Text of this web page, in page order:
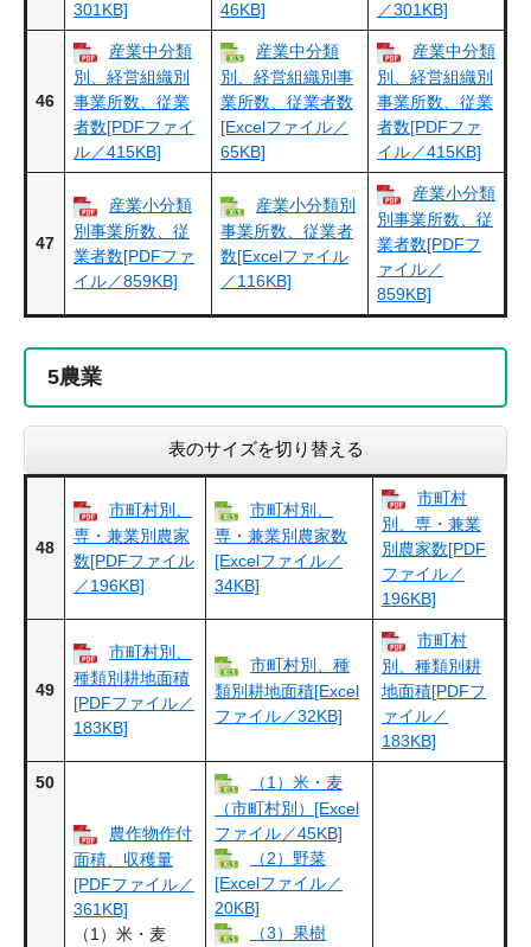
301KB] 46KB] ／301KB]
46
産業中分類
別、経営組織別
事業所数、従業
者数[PDFファイ
ル／415KB]
産業中分類
別、経営組織別事
業所数、従業者数
[Excelファイル／
65KB]
産業中分類
別、経営組織別
事業所数、従業
者数[PDFファ
イル／415KB]
47
産業小分類
別事業所数、従
業者数[PDFファ
イル／859KB]
産業小分類別
事業所数、従業者
数[Excelファイル
／116KB]
産業小分類
別事業所数、従
業者数[PDFフ
ァイル／
859KB]
5農業
表のサイズを切り替える
48
市町村別、
専・兼業別農家
数[PDFファイル
／196KB]
市町村別、
専・兼業別農家数
[Excelファイル／
34KB]
市町村
別、専・兼業
別農家数[PDF
ファイル／
196KB]
49
市町村別、
種類別耕地面積
[PDFファイル／
183KB]
市町村別、種
類別耕地面積[Excel
ファイル／32KB]
市町村
別、種類別耕
地面積[PDFフ
ァイル／
183KB]
50
農作物作付
面積、収穫量
[PDFファイル／
361KB]
（1）米・麦
（1）米・麦
（市町村別）[Excel
ファイル／45KB]
（2）野菜
[Excelファイル／
20KB]
（3）果樹